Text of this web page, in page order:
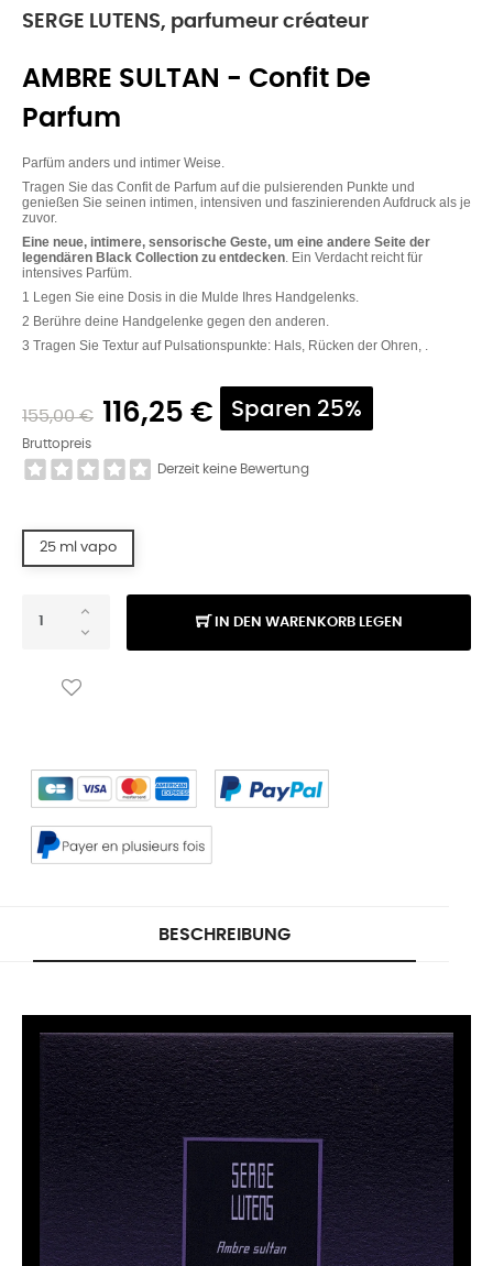
SERGE LUTENS, parfumeur créateur
AMBRE SULTAN - Confit De
Parfum
Parfüm anders und intimer Weise.
Tragen Sie das Confit de Parfum auf die pulsierenden Punkte und
genießen Sie seinen intimen, intensiven und faszinierenden Aufdruck als je
zuvor.
Eine neue, intimere, sensorische Geste, um eine andere Seite der
legendären Black Collection zu entdecken. Ein Verdacht reicht für
intensives Parfüm.
1 Legen Sie eine Dosis in die Mulde Ihres Handgelenks.
2 Berühre deine Handgelenke gegen den anderen.
3 Tragen Sie Textur auf Pulsationspunkte: Hals, Rücken der Ohren, .
155,00 € 116,25 € Sparen 25%
Bruttopreis
Derzeit keine Bewertung
25 ml vapo
IN DEN WARENKORB LEGEN
BESCHREIBUNG